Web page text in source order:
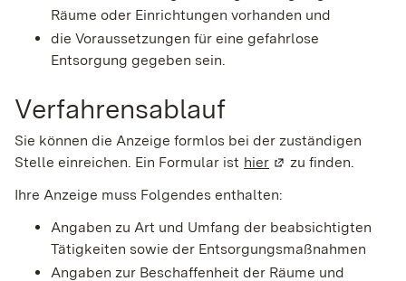
Räume oder Einrichtungen vorhanden und
die Voraussetzungen für eine gefahrlose
Entsorgung gegeben sein.
Verfahrensablauf
Sie können die Anzeige formlos bei der zuständigen
Stelle einreichen. Ein Formular ist hier (Wird in einem
zu finden.
Ihre Anzeige muss Folgendes enthalten:
Angaben zu Art und Umfang der beabsichtigten
Tätigkeiten sowie der Entsorgungsmaßnahmen
Angaben zur Beschaffenheit der Räume und